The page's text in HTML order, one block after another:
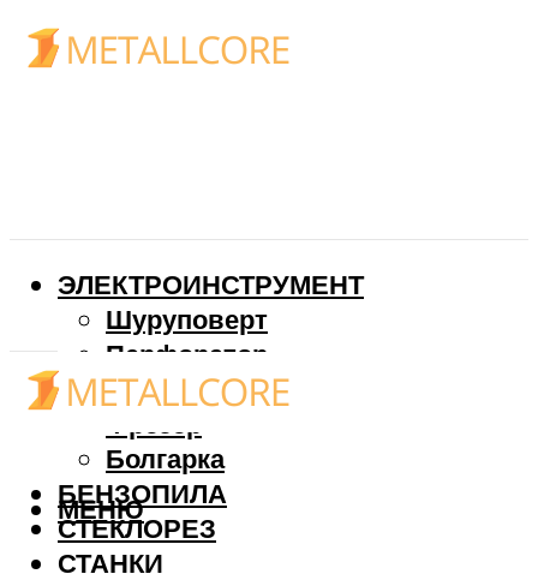
ЭЛЕКТРОИНСТРУМЕНТ
Шуруповерт
Перфоратор
Дрель
Фрезер
Болгарка
БЕНЗОПИЛА
СТЕКЛОРЕЗ
СТАНКИ
МЕНЮ